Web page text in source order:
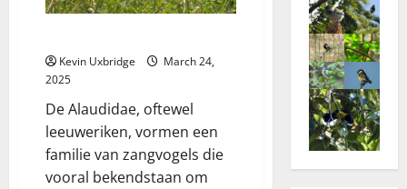
Kevin Uxbridge
March 24,
2025
De Alaudidae, oftewel
leeuweriken, vormen een
familie van zangvogels die
vooral bekendstaan om